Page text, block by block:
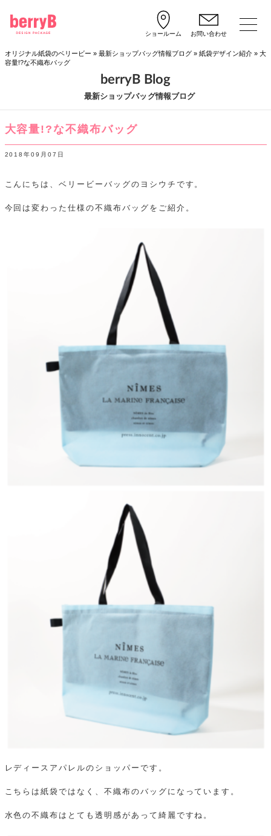
ショールーム お問い合わせ
オリジナル紙袋のベリービー » 最新ショップバッグ情報ブログ» 紙袋デザイン紹介» 大
容量!?な不織布バッグ
最新ショップバッグ情報ブログ
berryB Blog
大容量!?な不織布バッグ
2018年09月07日
こんにちは、ベリービーバッグのヨシウチです。
今回は変わった仕様の不織布バッグをご紹介。
レディースアパレルのショッパーです。
こちらは紙袋ではなく、不織布のバッグになっています。
水色の不織布はとても透明感があって綺麗ですね。